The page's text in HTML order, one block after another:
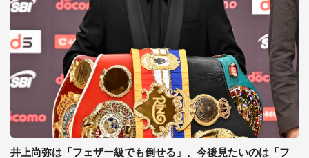
井上尚弥は「フェザー級でも倒せる」、今後見たいのは「フ